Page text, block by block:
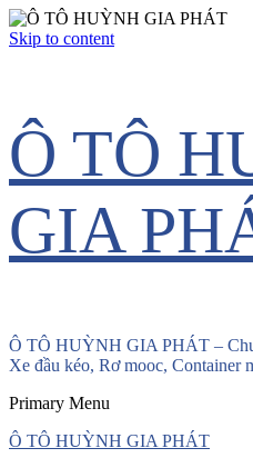
Skip to content
Ô TÔ
GIA
Ô TÔ HUỲNH GIA PHÁT –
Xe đầu kéo, Rơ mooc, Container
Primary Menu
Ô TÔ HUỲNH GIA PHÁT